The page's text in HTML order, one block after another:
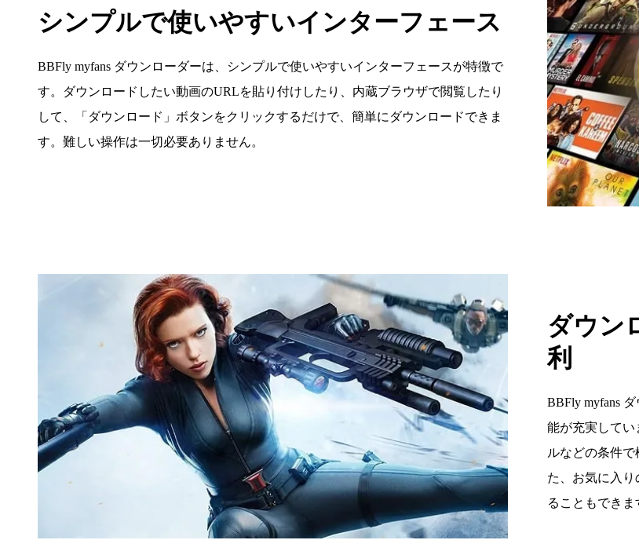
シンプルで使いやすいインターフェース
BBFly myfans ダウンローダーは、シンプルで使いやすいインターフェースが特徴で
す。ダウンロードしたい動画のURLを貼り付けしたり、内蔵ブラウザで閲覧したり
して、「ダウンロード」ボタンをクリックするだけで、簡単にダウンロードできま
す。難しい操作は一切必要ありません。
ダウン
利
BBFly myfans
能が充実して
ルなどの条件
た、お気に入
ることもできま